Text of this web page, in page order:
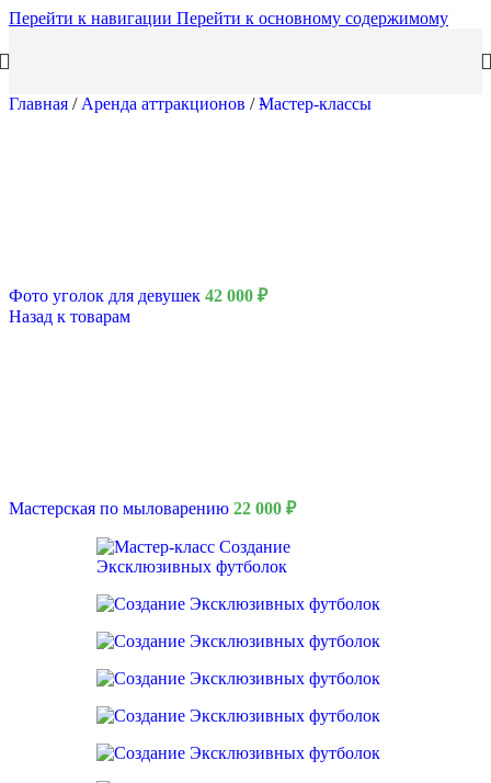
Перейти к навигации Перейти к основному содержимому
Главная / Аренда аттракционов / Мастер-классы
Фото уголок для девушек 42 000 ₽
Назад к товарам
Мастерская по мыловарению 22 000 ₽